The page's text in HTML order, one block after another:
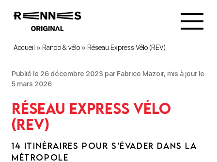
Accueil » Rando & vélo » Réseau Express Vélo (REV)
Publié le 26 décembre 2023 par Fabrice Mazoir, mis à jour le
5 mars 2026
Réseau Express Vélo
(REV)
14 ITINÉRAIRES POUR S’ÉVADER DANS LA
MÉTROPOLE